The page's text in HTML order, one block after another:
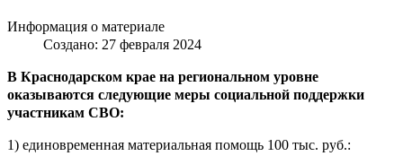
Информация о материале
Создано: 27 февраля 2024
В Краснодарском крае на региональном уровне
оказываются следующие меры социальной поддержки
участникам СВО:
1) единовременная материальная помощь 100 тыс. руб.: